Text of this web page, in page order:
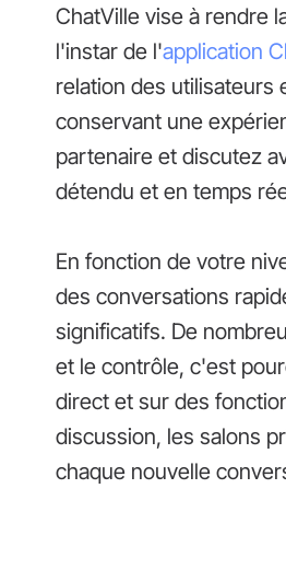
ChatVille vise à rendre
l'instar de l'application
relation des utilisateurs
conservant une
partenaire et discutez
détendu et en temps
En fonction de votre
des conversations
significatifs. De
et le contrôle, c'est
direct et sur des
discussion, les salons
chaque nouvelle